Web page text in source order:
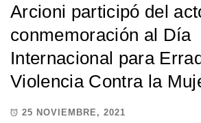
Arcioni participó del
conmemoración al Día
Internacional para
Violencia Contra la
25 NOVIEMBRE, 2021